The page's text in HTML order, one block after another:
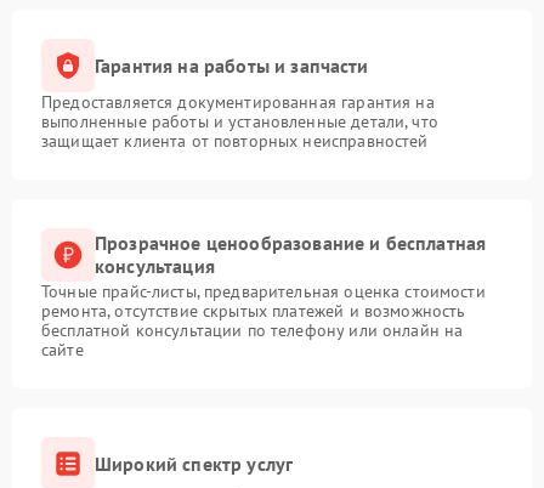
Гарантия на работы и запчасти
Предоставляется документированная гарантия на
выполненные работы и установленные детали, что
защищает клиента от повторных неисправностей
Прозрачное ценообразование и бесплатная
консультация
Точные прайс-листы, предварительная оценка стоимости
ремонта, отсутствие скрытых платежей и возможность
бесплатной консультации по телефону или онлайн на
сайте
Широкий спектр услуг